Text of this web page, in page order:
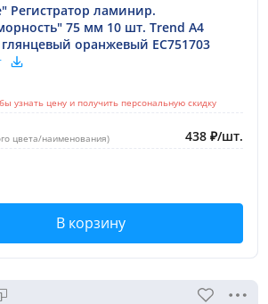
Регистратор ламинир.
75 мм 10 шт. Trend A4
оранжевый EC751703
узнать цену и получить персональную скидку
цвета/наименования) 438 ₽/шт.
В корзину